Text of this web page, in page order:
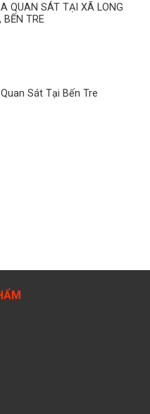
QUAN SÁT TẠI XÃ LONG
TRE
Sát Tại Bến Tre